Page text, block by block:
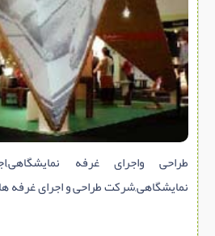
سنگ ساختمانی
عایق ساختمان
سرویس بهداشتی
پله,نرده,حفاظ
برقی,روشنایی,ایمنی
ابزار آلات ساختمانی
طراحی واجرای غرفه
نمایشگاهی,شرکت طراحی و اجرای غرفه